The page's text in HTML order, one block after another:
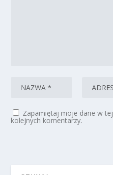
Zapamiętaj moje dane w
kolejnych komentarzy.